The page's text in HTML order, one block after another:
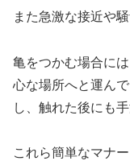
また急激な接近や
亀をつかむ場合に
心な場所へと運ん
し、触れた後にも
これら簡単なマナ